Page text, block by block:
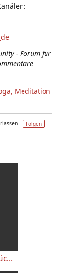
- Forum für
Meditation
– Folgen
20 Minuten Yoga für den Rücken - Anfänger-Level